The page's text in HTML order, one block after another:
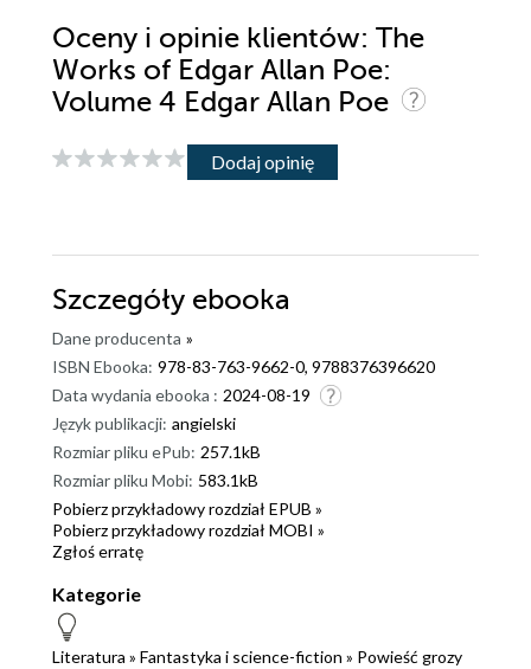
Oceny i opinie klientów: The
Works of Edgar Allan Poe:
Volume 4 Edgar Allan Poe
Dodaj opinię
Szczegóły ebooka
Dane producenta »
ISBN Ebooka: 978-83-763-9662-0, 9788376396620
Data wydania ebooka : 2024-08-19
Język publikacji: angielski
Rozmiar pliku ePub: 257.1kB
Rozmiar pliku Mobi: 583.1kB
Pobierz przykładowy rozdział EPUB »
Pobierz przykładowy rozdział MOBI »
Zgłoś erratę
Kategorie
Literatura » Fantastyka i science-fiction » Powieść grozy